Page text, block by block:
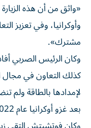
«واثق من أن هذه
وأوكرانيا، وفي تعزيز
مشترك».
وكان الرئيس الصربي
كذلك التعاون في مجال
لإمدادها بالطاقة ولم
بعد غزو أوكرانيا عام 2022.